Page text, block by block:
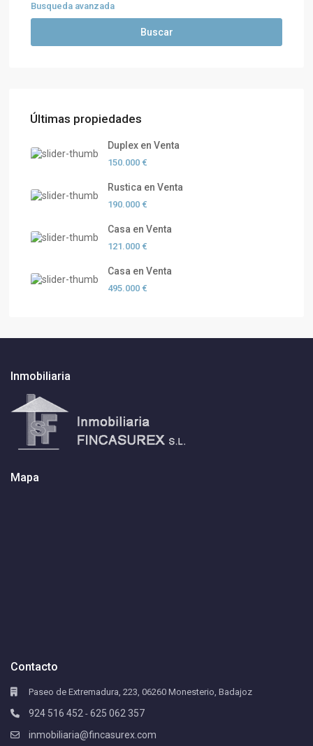
Busqueda avanzada
Buscar
Últimas propiedades
Duplex en Venta
150.000 €
Rustica en Venta
190.000 €
Casa en Venta
121.000 €
Casa en Venta
495.000 €
Inmobiliaria
Mapa
Contacto
Paseo de Extremadura, 223, 06260 Monesterio, Badajoz
924 516 452 -625 062 357
inmobiliaria@fincasurex.com